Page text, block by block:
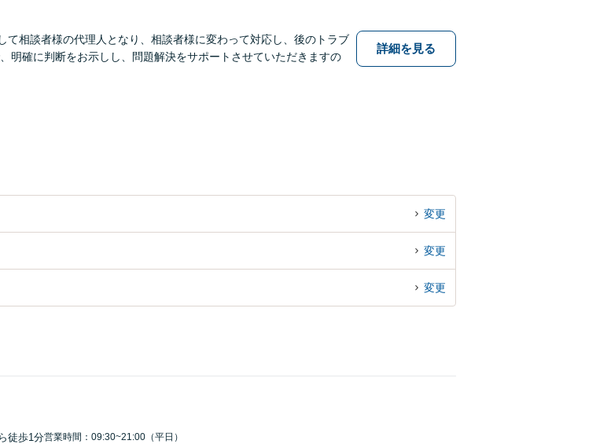
て相談者様の代理人となり、相談者様に変わって対応し、後のトラブ
明確に判断をお示しし、問題解決をサポートさせていただきますの
詳細を見る
変更
変更
変更
徒歩1分営業時間：09:30~21:00（平日）